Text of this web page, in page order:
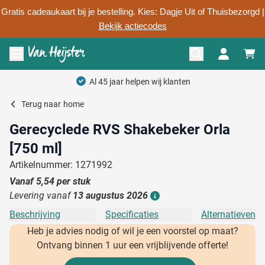
Gratis cadeaukaart bij je bestelling. Kies: Dagje Uit of Thuisbezorgd |
Bekijk actiecodes
Ga naar de inhoud
Menu openen
Al 45 jaar helpen wij klanten
Terug naar home
Gerecyclede RVS Shakebeker Orla
[750 ml]
Artikelnummer: 1271992
Vanaf5,54 per stuk
Levering vanaf 13 augustus 2026
Beschrijving Specificaties
Alternatieven
Heb je advies nodig of wil je een voorstel op maat?
Ontvang binnen 1 uur een vrijblijvende offerte!